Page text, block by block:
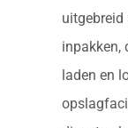
uitgebreid
inpakken,
laden en